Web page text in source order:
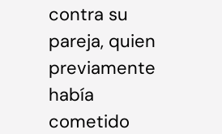
contra su
pareja, quien
previamente
había
cometido